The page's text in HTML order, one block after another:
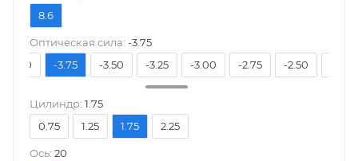
8.6
Оптическая сила: -3.75
-4.00
-3.75 -3.50 -3.25 -3.00 -2.75 -2.50
Цилиндр: 1.75
0.75
1.25 1.75 2.25
Ось: 20